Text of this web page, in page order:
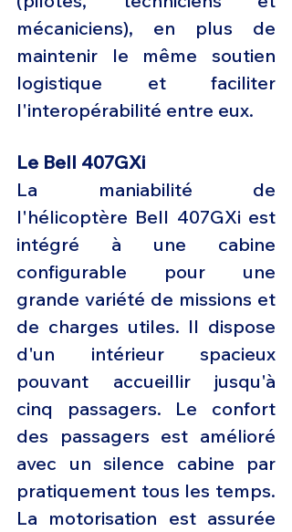
mécaniciens), en plus de
maintenir le même soutien
logistique et faciliter
l'interopérabilité entre eux.
Le Bell 407GXi
La maniabilité de
l'hélicoptère Bell 407GXi est
intégré à une cabine
configurable pour une
grande variété de missions et
de charges utiles. Il dispose
d'un intérieur spacieux
pouvant accueillir jusqu'à
cinq passagers. Le confort
des passagers est amélioré
avec un silence cabine par
pratiquement tous les temps.
La motorisation est assurée